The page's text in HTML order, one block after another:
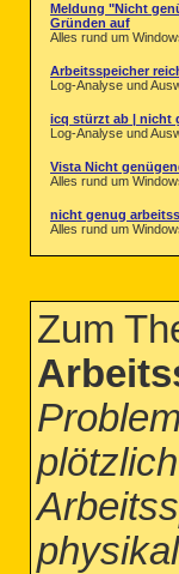
Meldung "Nicht
Gründen auf
Alles rund um
Arbeitsspeicher
Log-Analyse und
icq stürzt ab | nicht
Log-Analyse und
Vista Nicht
Alles rund um
nicht genug
Alles rund um
Zum